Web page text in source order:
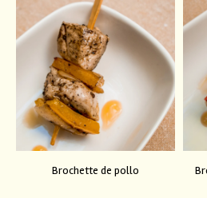
Brochette de pollo